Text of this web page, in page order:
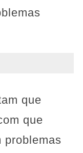
que
que
problemas